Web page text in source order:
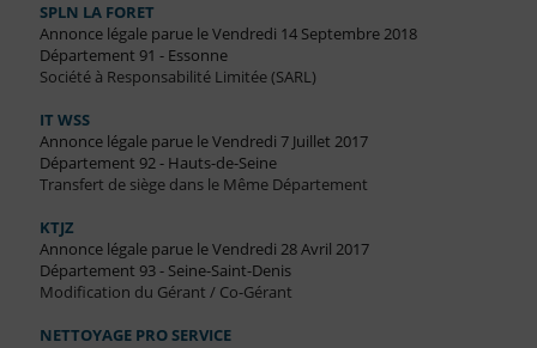
SPLN LA FORET
Annonce légale parue le Vendredi 14 Septembre 2018
Département 91 - Essonne
Société à Responsabilité Limitée (SARL)
IT WSS
Annonce légale parue le Vendredi 7 Juillet 2017
Département 92 - Hauts-de-Seine
Transfert de siège dans le Même Département
KTJZ
Annonce légale parue le Vendredi 28 Avril 2017
Département 93 - Seine-Saint-Denis
Modification du Gérant / Co-Gérant
NETTOYAGE PRO SERVICE